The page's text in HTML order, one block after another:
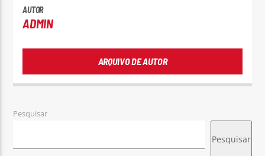
AUTOR
ADMIN
ARQUIVO DE AUTOR
Pesquisar
Pesquisar